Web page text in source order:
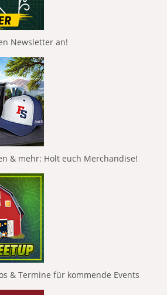
Newsletter an!
& mehr: Holt euch Merchandise!
& Termine für kommende Events